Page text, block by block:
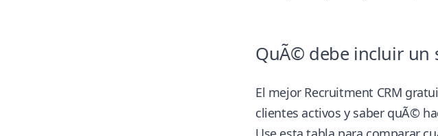
QuÃ© debe incluir un
El mejor Recruitment CRM
clientes activos y saber quÃ©